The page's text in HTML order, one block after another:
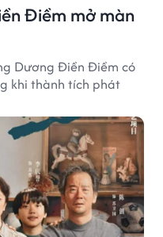
Điềm mở màn
Dương Điền Điềm có
khi thành tích phát